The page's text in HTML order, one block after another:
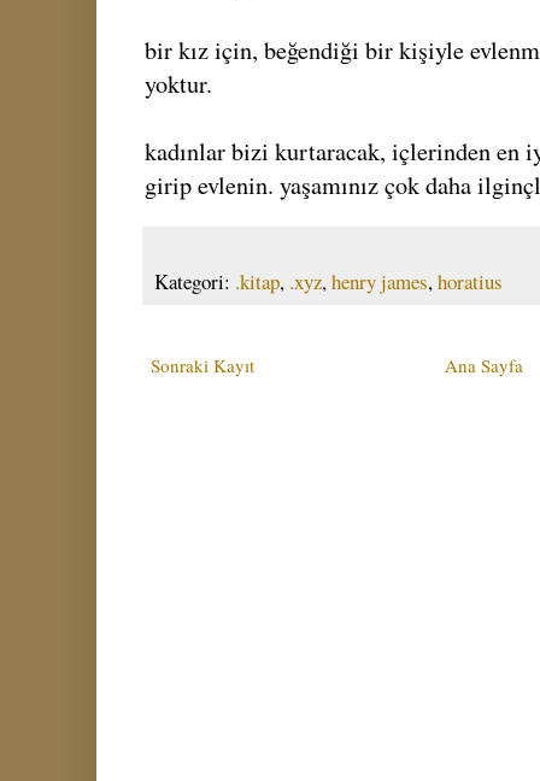
bir kız için, beğendiği bir kişiyle
yoktur.
kadınlar bizi kurtaracak, içlerinden en
girip evlenin. yaşamınız çok daha
Kategori: .kitap, .xyz,henry james,horatius
Sonraki Kayıt Ana Sayfa